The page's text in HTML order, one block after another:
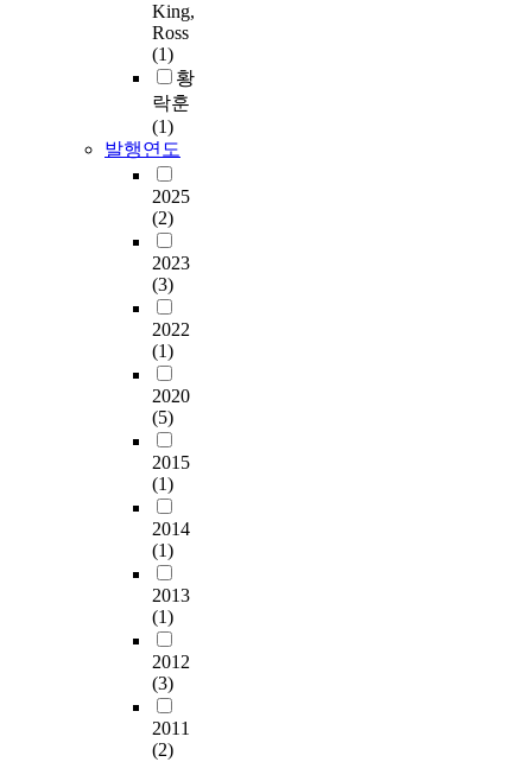
King,
Ross
(1)
황
락훈
(1)
발행연도
2025
(2)
2023
(3)
2022
(1)
2020
(5)
2015
(1)
2014
(1)
2013
(1)
2012
(3)
2011
(2)